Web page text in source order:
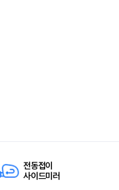
전동접이
사이드미러